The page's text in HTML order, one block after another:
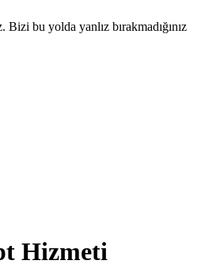
bu yolda yanlız bırakmadığınız
Hizmeti